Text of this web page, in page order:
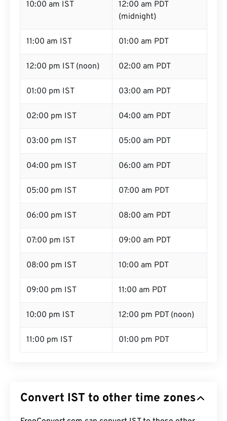
10:00 am IST
12:00 am PDT
(midnight)
11:00 am IST 01:00 am PDT
12:00 pm IST (noon) 02:00 am PDT
01:00 pm IST 03:00 am PDT
02:00 pm IST 04:00 am PDT
03:00 pm IST 05:00 am PDT
04:00 pm IST 06:00 am PDT
05:00 pm IST 07:00 am PDT
06:00 pm IST 08:00 am PDT
07:00 pm IST 09:00 am PDT
08:00 pm IST 10:00 am PDT
09:00 pm IST 11:00 am PDT
10:00 pm IST 12:00 pm PDT (noon)
11:00 pm IST 01:00 pm PDT
Convert IST to other time zones